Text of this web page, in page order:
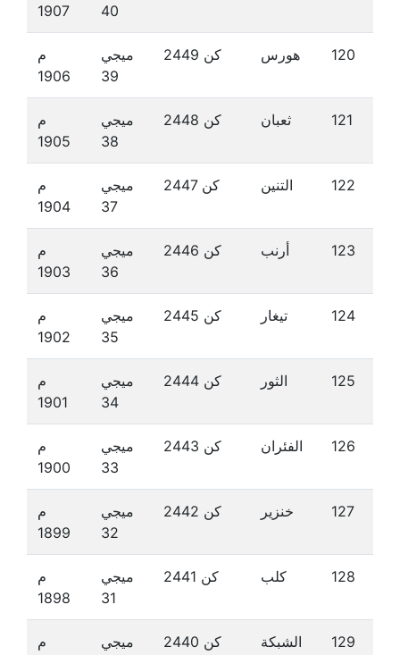
1907
40
م
1906
ميجي
39
كن 2449 هورس 120
م
1905
ميجي
38
كن 2448 ثعبان 121
م
1904
ميجي
37
كن 2447 التنين 122
م
1903
ميجي
36
كن 2446 أرنب 123
م
1902
ميجي
35
كن 2445 تيغار 124
م
1901
ميجي
34
كن 2444 الثور 125
م
1900
ميجي
33
كن 2443 الفئران 126
م
1899
ميجي
32
كن 2442 خنزير 127
م
1898
ميجي
31
كن 2441 كلب 128
م
ميجي
كن 2440 الشبكة 129